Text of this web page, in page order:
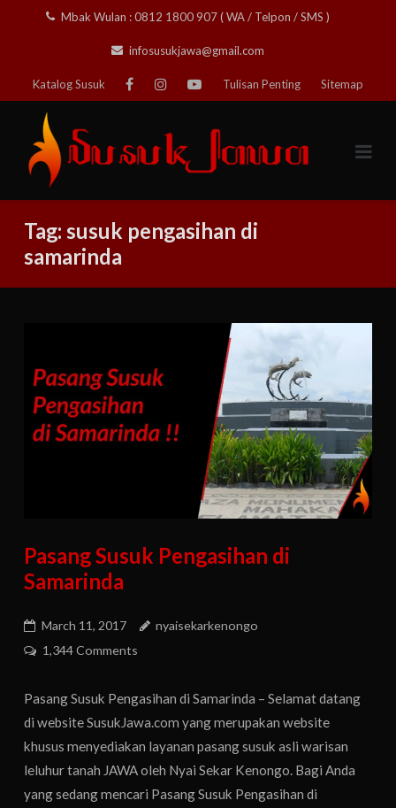
Mbak Wulan : 0812 1800 907 ( WA / Telpon / SMS )
infosusukjawa@gmail.com
Katalog Susuk Tulisan Penting Sitemap
Tag:susuk pengasihan di
samarinda
Pasang Susuk Pengasihan di
Samarinda
March 11, 2017
nyaisekarkenongo
1,344 Comments
Pasang Susuk Pengasihan di Samarinda – Selamat datang
di website SusukJawa.com yang merupakan website
khusus menyediakan layanan pasang susuk asli warisan
leluhur tanah JAWA oleh Nyai Sekar Kenongo. Bagi Anda
yang sedang mencari Pasang Susuk Pengasihan di